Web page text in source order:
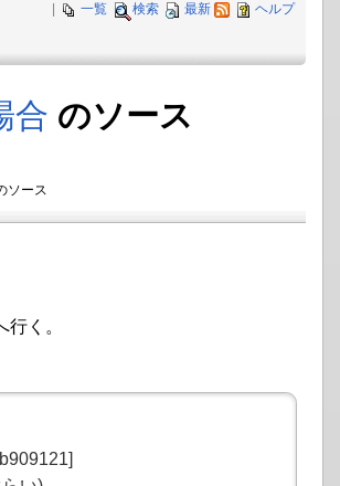
一覧 検索 最新 ヘルプ
合 のソース
ソース
行く。